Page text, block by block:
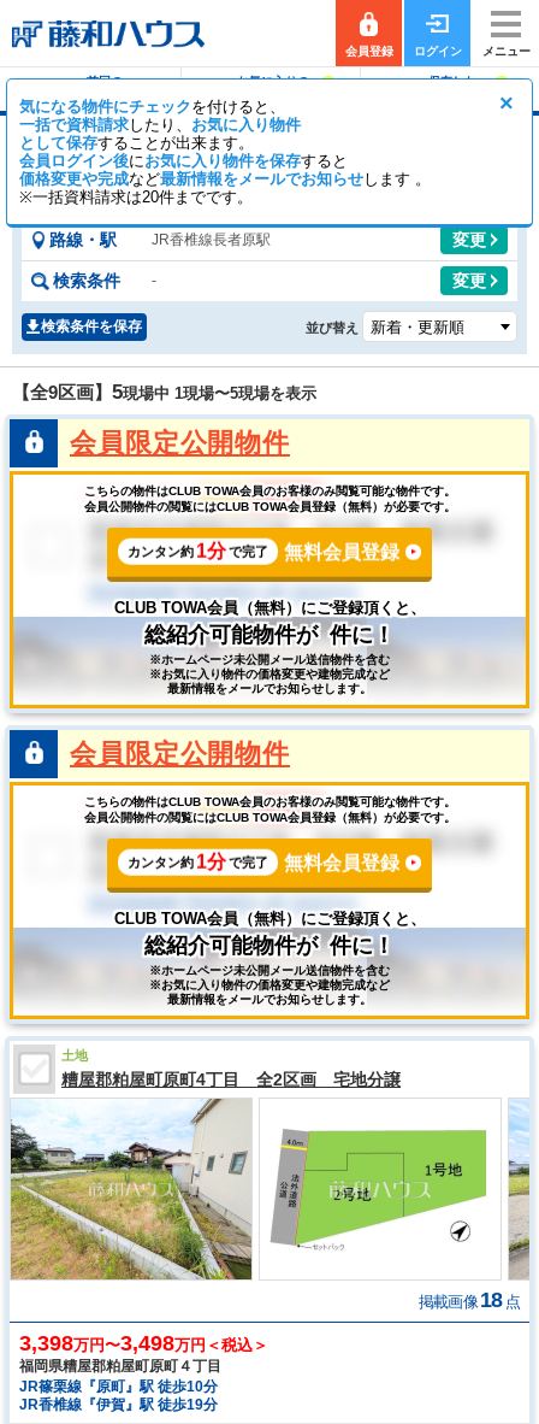
会員登録 ログイン メニュー
前回の
お気に入りの
保存した
×
気になる物件にチェックを付けると、
一括で資料請求したり、 お気に入り物件
として保存することが出来ます。
会員ログイン後にお気に入り物件を保存すると
価格変更や完成など最新情報をメールでお知らせします 。
※一括資料請求は20件までです。
長者原駅の土地
【全9区画】 一般公開2区画 会員公開7区画
路線・駅 JR香椎線長者原駅 変更
検索条件 - 変更
検索条件を保存 並び替え
【全9区画】 5現場中 1現場〜5現場を表示
会員限定公開物件
こちらの物件はCLUB TOWA会員のお客様のみ閲覧可能な物件です。
会員公開物件の閲覧にはCLUB TOWA会員登録（無料）が必要です。
カンタン約 1分で完了 無料会員登録
CLUB TOWA会員（無料）にご登録頂くと、
総紹介可能物件が 件に！
※ホームページ未公開メール送信物件を含む
※お気に入り物件の価格変更や建物完成など
最新情報をメールでお知らせします。
会員限定公開物件
こちらの物件はCLUB TOWA会員のお客様のみ閲覧可能な物件です。
会員公開物件の閲覧にはCLUB TOWA会員登録（無料）が必要です。
カンタン約 1分で完了 無料会員登録
CLUB TOWA会員（無料）にご登録頂くと、
総紹介可能物件が 件に！
※ホームページ未公開メール送信物件を含む
※お気に入り物件の価格変更や建物完成など
最新情報をメールでお知らせします。
土地
糟屋郡粕屋町原町4丁目 全2区画 宅地分譲
掲載画像 18 点
3,398万円〜3,498万円＜税込＞
福岡県糟屋郡粕屋町原町４丁目
JR篠栗線『原町』駅 徒歩10分
JR香椎線『伊賀』駅 徒歩19分